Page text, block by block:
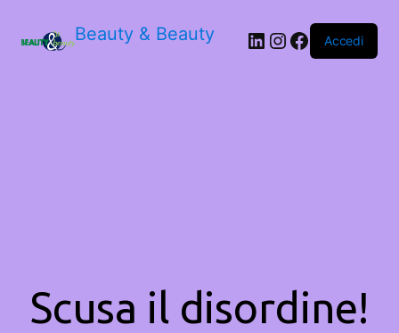
Beauty & Beauty LinkedIn
Instagram
Facebook
Accedi
Scusa il disordine!